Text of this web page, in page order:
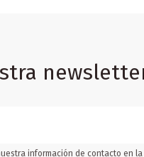
información de contacto en